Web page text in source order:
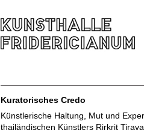
Kuratorisches Credo
Künstlerische Haltung, Mut und
thailändischen Künstlers Rirkrit